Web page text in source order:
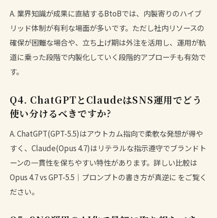
A. 業界知識が成果に直結するBtoBでは、内製寄りのハイブ
リッド体制が有利な場面が多いです。ただし社内リソースの
確保が困難な場合や、立ち上げ期は外注を活用し、運用が軌
道に乗った段階で内製化していく段階的アプローチも有効で
す。
Q4. ChatGPTとClaudeはSNS運用でどう
使い分けるべきですか?
A. ChatGPT(GPT-5.5)はアウトカム指向で柔軟な発想が得や
すく、Claude(Opus 4.7)はリテラルな指示遵守でブランドト
ーンの一貫性を保ちやすい特性があります。詳しい比較は
Opus 4.7 vs GPT-5.5｜プロンプトの書き方が真逆に をご覧く
ださい。